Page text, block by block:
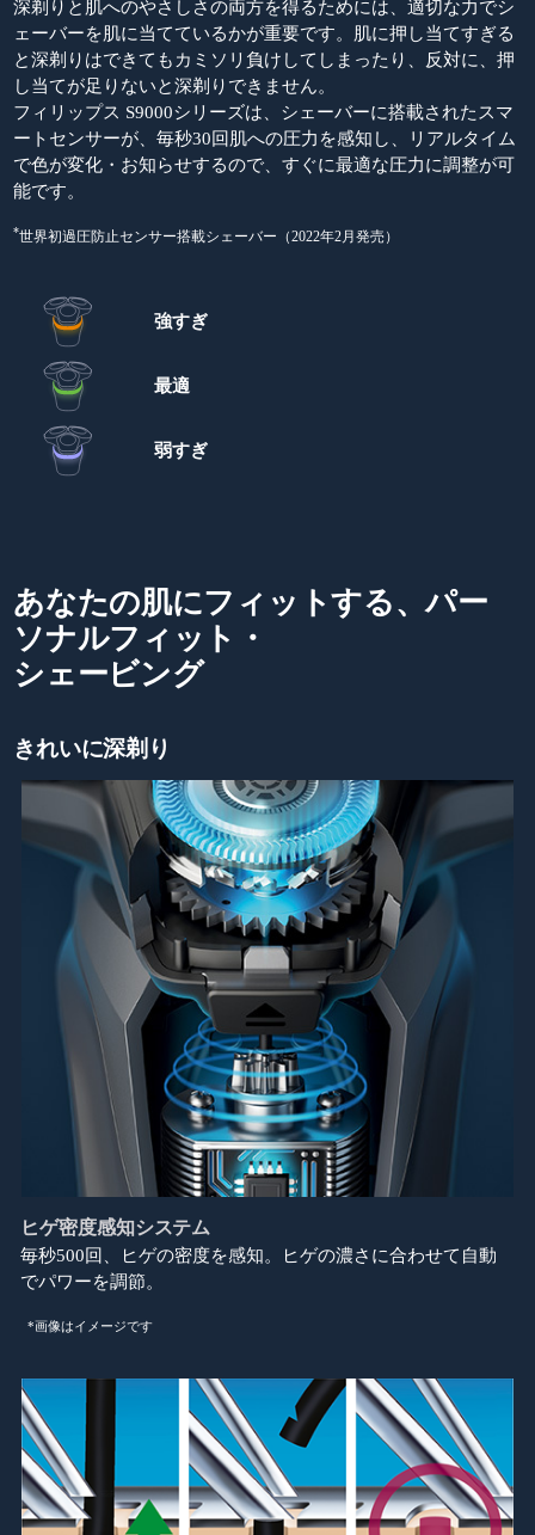
深剃りと肌へのやさしさの両方を得るためには、適切な力でシ
ェーバーを肌に当てているかが重要です。肌に押し当てすぎる
と深剃りはできてもカミソリ負けしてしまったり、反対に、押
し当てが足りないと深剃りできません。
フィリップス S9000シリーズは、シェーバーに搭載されたスマ
ートセンサーが、毎秒30回肌への圧力を感知し、リアルタイム
で色が変化・お知らせするので、すぐに最適な圧力に調整が可
能です。
*世界初過圧防止センサー搭載シェーバー（2022年2月発売）
強すぎ
最適
弱すぎ
あなたの肌にフィットする、パー
ソナルフィット・
シェービング
きれいに深剃り
ヒゲ密度感知システム
毎秒500回、ヒゲの密度を感知。ヒゲの濃さに合わせて自動
でパワーを調節。
*画像はイメージです